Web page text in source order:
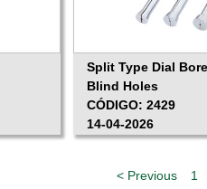
Split Type Dial
Blind Holes
CÓDIGO: 2429
14-04-2026
< Previous 1